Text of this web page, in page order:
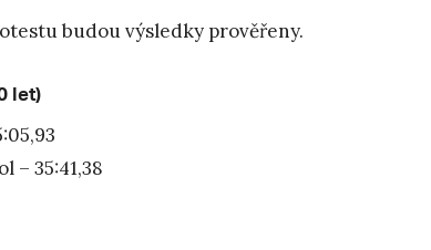
budou výsledky prověřeny.
let)
– 35:41,38